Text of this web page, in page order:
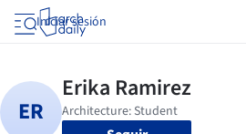
Iniciar sesión